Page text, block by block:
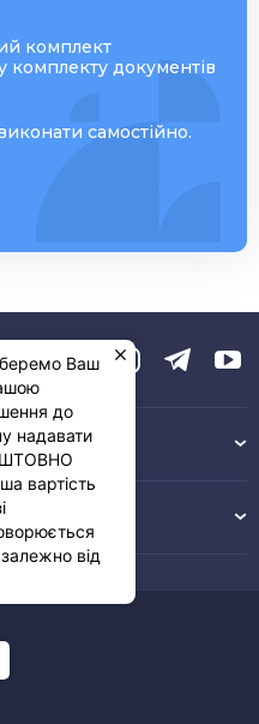
комплект
комплекту документів
самостійно.
Ваш
до
надавати
вартість
від